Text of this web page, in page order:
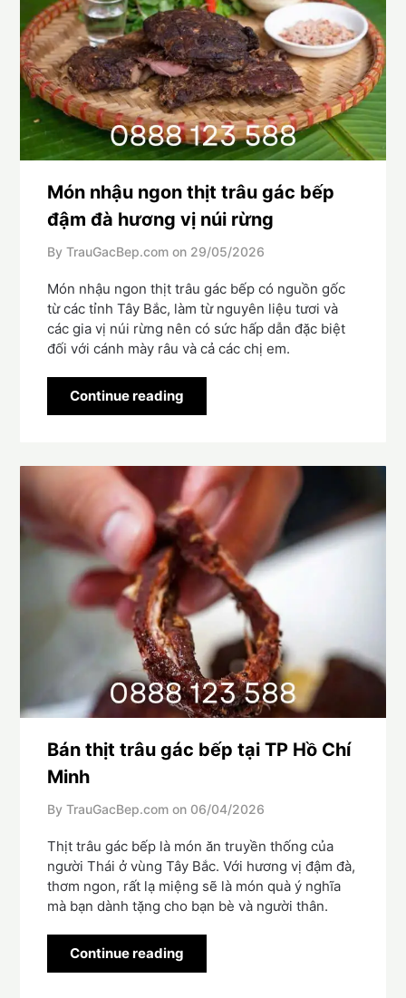
Món nhậu ngon thịt trâu gác bếp
đậm đà hương vị núi rừng
By TrauGacBep.com on 29/05/2026
Món nhậu ngon thịt trâu gác bếp có nguồn gốc
từ các tỉnh Tây Bắc, làm từ nguyên liệu tươi và
các gia vị núi rừng nên có sức hấp dẫn đặc biệt
đối với cánh mày râu và cả các chị em.
Continue reading
Bán thịt trâu gác bếp tại TP Hồ Chí
Minh
By TrauGacBep.com on 06/04/2026
Thịt trâu gác bếp là món ăn truyền thống của
người Thái ở vùng Tây Bắc. Với hương vị đậm đà,
thơm ngon, rất lạ miệng sẽ là món quà ý nghĩa
mà bạn dành tặng cho bạn bè và người thân.
Continue reading